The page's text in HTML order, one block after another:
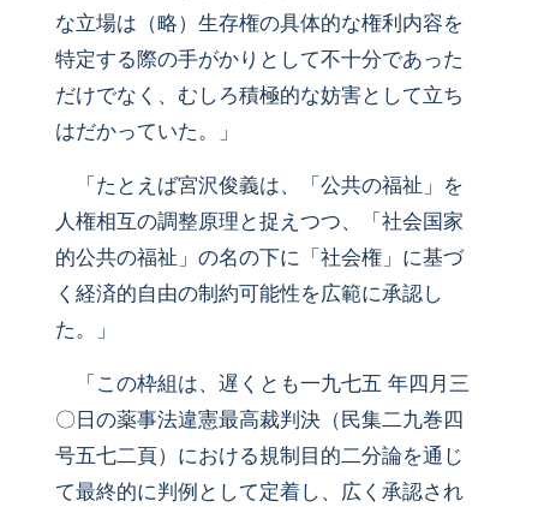
な立場は（略）生存権の具体的な権利内容を
特定する際の手がかりとして不十分であった
だけでなく、むしろ積極的な妨害として立ち
はだかっていた。」
「たとえば宮沢俊義は、「公共の福祉」を
人権相互の調整原理と捉えつつ、「社会国家
的公共の福祉」の名の下に「社会権」に基づ
く経済的自由の制約可能性を広範に承認し
た。」
「この枠組は、遅くとも一九七五 年四月三
〇日の薬事法違憲最高裁判決（民集二九巻四
号五七二頁）における規制目的二分論を通じ
て最終的に判例として定着し、広く承認され